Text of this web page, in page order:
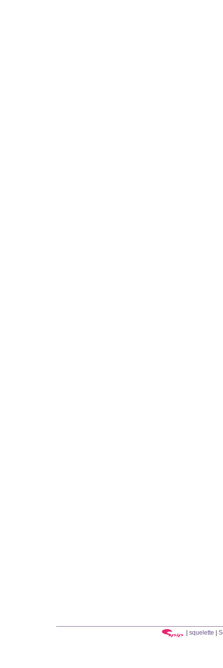
| squelette |